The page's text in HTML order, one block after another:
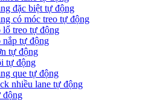
đặc biệt tự động
có móc treo tự động
lổ treo tự động
tự động
tự động
tự động
que tự động
nhiều lane tự động
động